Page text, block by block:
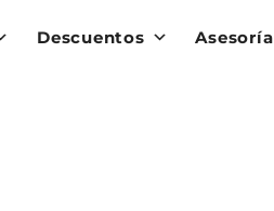
Descuentos Asesoría